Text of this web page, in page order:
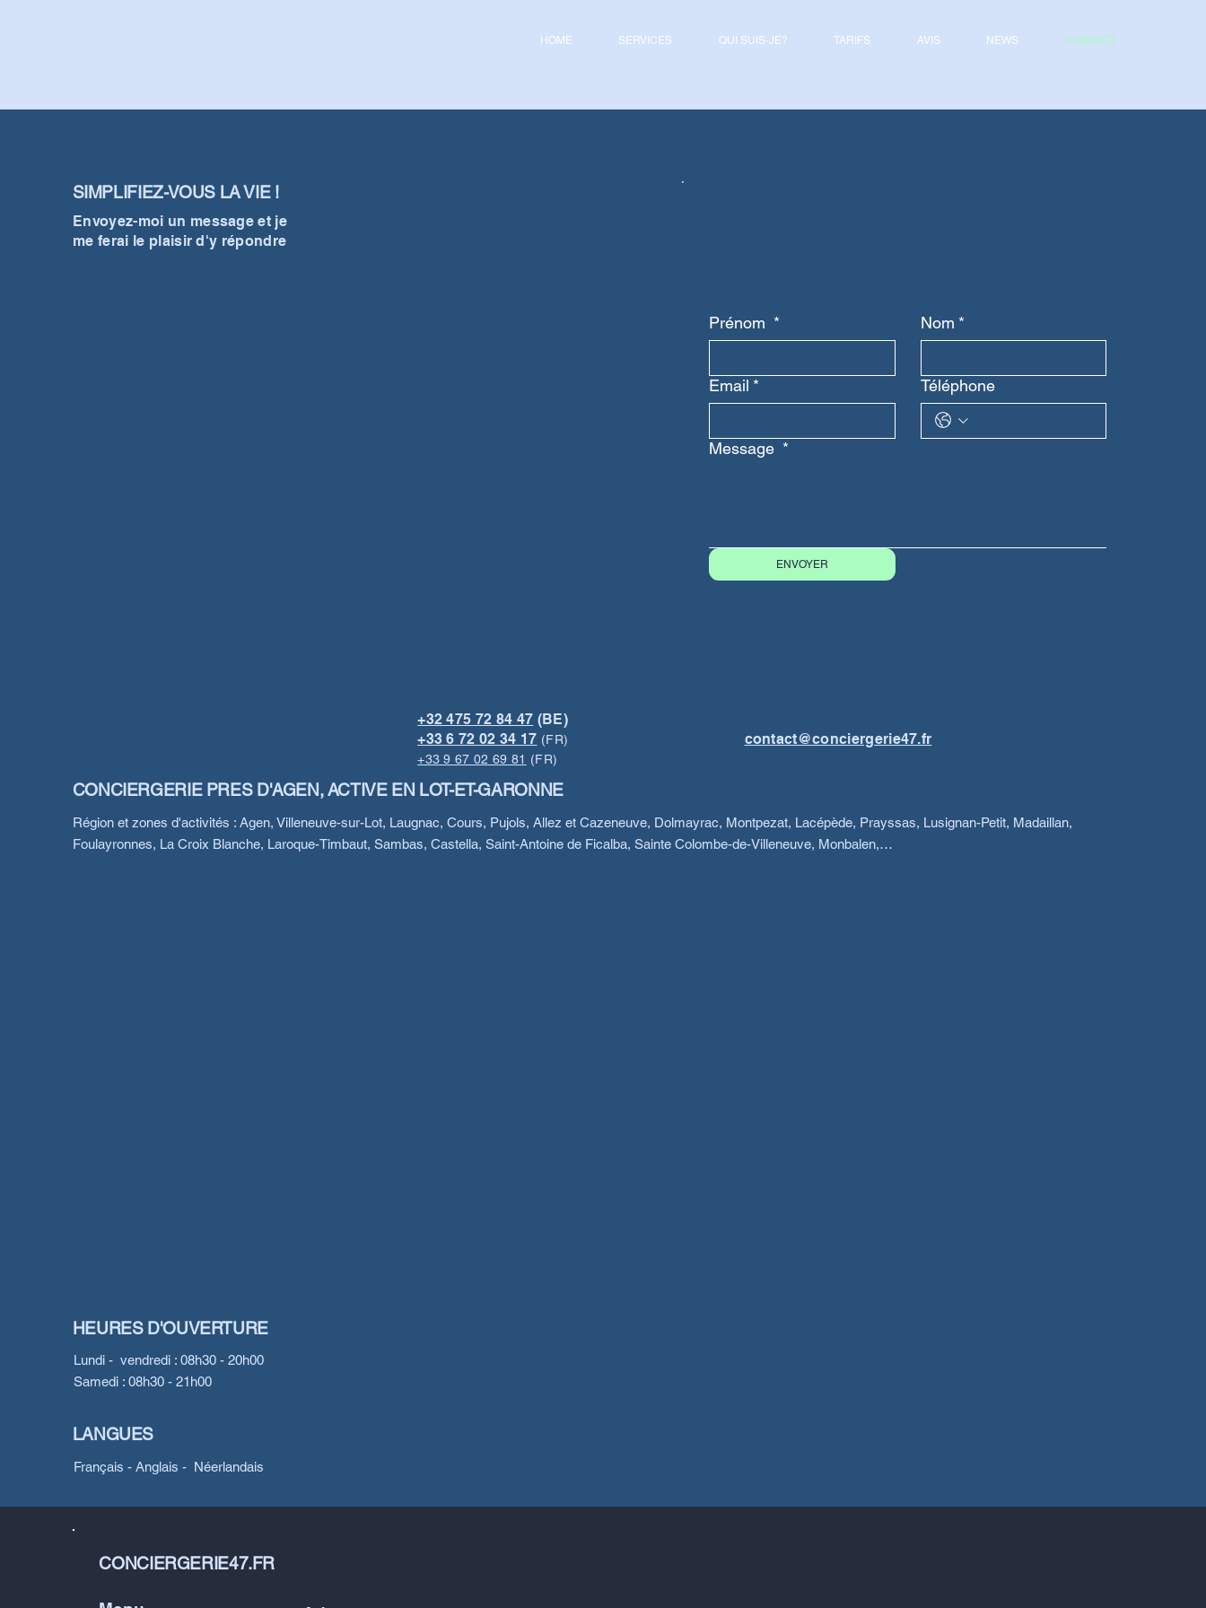
HOME SERVICES QUI SUIS-JE? TARIFS AVIS NEWS CONTACT
SIMPLIFIEZ-VOUS LA VIE !
Envoyez-moi un message et je
me ferai le plaisir d'y répondre
Prénom * Nom *
Email * Téléphone
Message *
ENVOYER
+32 475 72 84 47 (BE)
+33 6 72 02 34 17 (FR)
+33 9 67 02 69 81 (FR)
contact@conciergerie47.fr
CONCIERGERIE PRES D'AGEN, ACTIVE EN LOT-ET-GARONNE
Région et zones d'activités : Agen, Villeneuve-sur-Lot, Laugnac, Cours, Pujols, Allez et Cazeneuve, Dolmayrac, Montpezat, Lacépède, Prayssas, Lusignan-Petit, Madaillan,
Foulayronnes, La Croix Blanche, Laroque-Timbaut, Sambas, Castella, Saint-Antoine de Ficalba, Sainte Colombe-de-Villeneuve, Monbalen,…
HEURES D'OUVERTURE
Lundi - vendredi : 08h30 - 20h00
Samedi : 08h30 - 21h00
LANGUES
Français - Anglais - Néerlandais
CONCIERGERIE47.FR